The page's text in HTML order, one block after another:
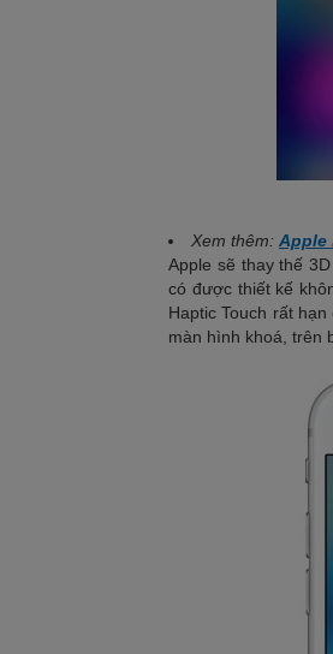
Xem thêm: Apple
Apple sẽ thay thế
có được thiết kế
Haptic Touch rất
màn hình khoá, trên